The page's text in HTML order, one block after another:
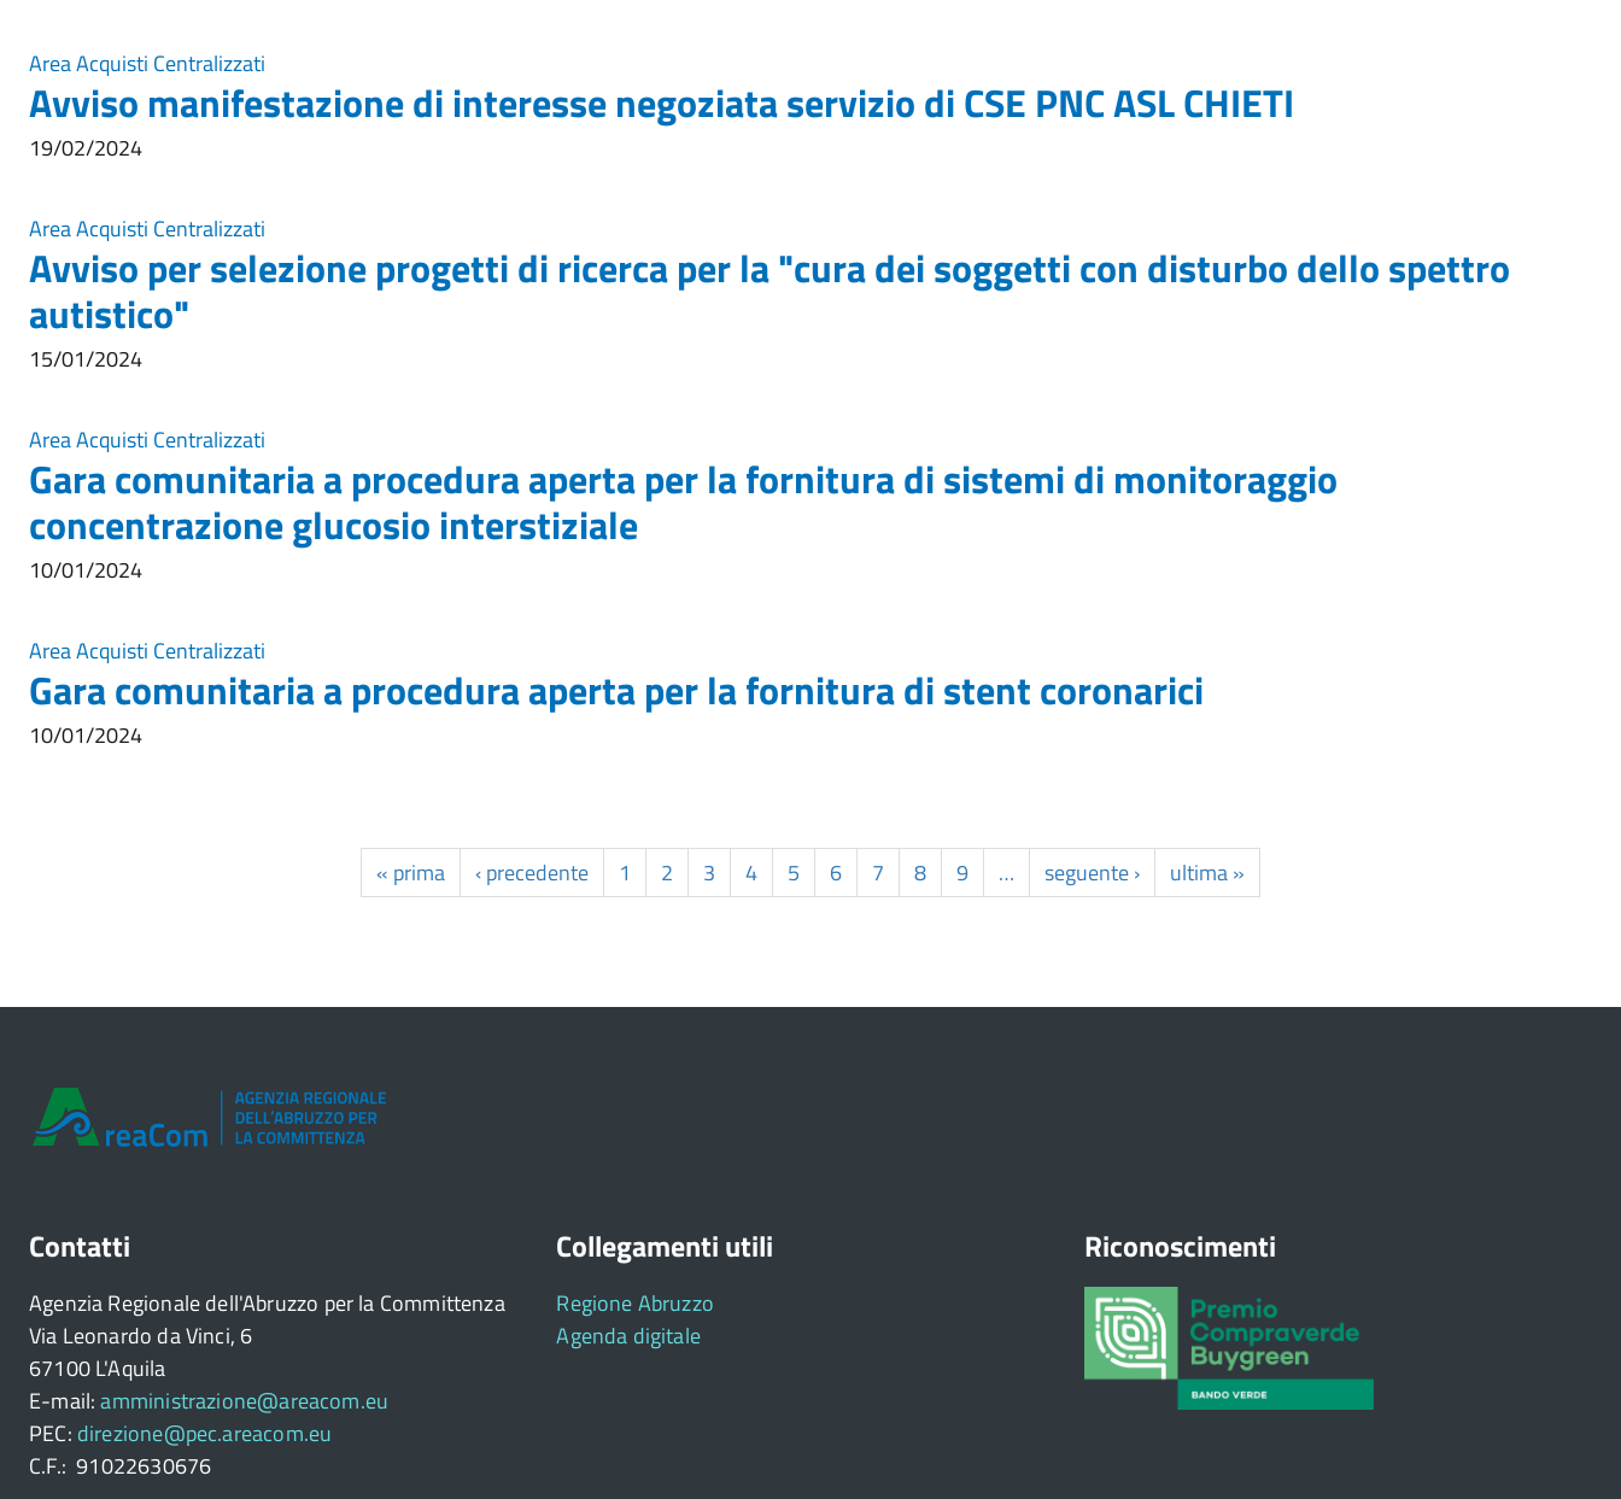
Area Acquisti Centralizzati
Avviso manifestazione di interesse negoziata servizio di CSE PNC ASL CHIETI
19/02/2024
Area Acquisti Centralizzati
Avviso per selezione progetti di ricerca per la "cura dei soggetti con disturbo dello spettro
autistico"
15/01/2024
Area Acquisti Centralizzati
Gara comunitaria a procedura aperta per la fornitura di sistemi di monitoraggio
concentrazione glucosio interstiziale
10/01/2024
Area Acquisti Centralizzati
Gara comunitaria a procedura aperta per la fornitura di stent coronarici
10/01/2024
« prima ‹ precedente 1 2 3 4 5 6 7 8 9 … seguente › ultima »
Contatti
Agenzia Regionale dell'Abruzzo per la Committenza
Via Leonardo da Vinci, 6
67100 L'Aquila
E-mail:amministrazione@areacom.eu
PEC: direzione@pec.areacom.eu
C.F.: 91022630676
Collegamenti utili
Regione Abruzzo
Agenda digitale
Riconoscimenti